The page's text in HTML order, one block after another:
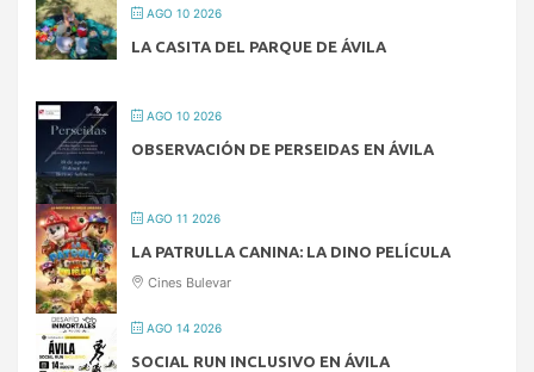
AGO 10 2026
LA CASITA DEL PARQUE DE ÁVILA
AGO 10 2026
OBSERVACIÓN DE PERSEIDAS EN ÁVILA
AGO 11 2026
LA PATRULLA CANINA: LA DINO PELÍCULA
Cines Bulevar
AGO 14 2026
SOCIAL RUN INCLUSIVO EN ÁVILA